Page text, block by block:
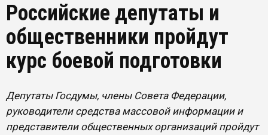
Российские депутаты и
общественники пройдут
курс боевой подготовки
Депутаты Госдумы, члены Совета Федерации,
руководители средства массовой информации и
представители общественных организаций пройдут